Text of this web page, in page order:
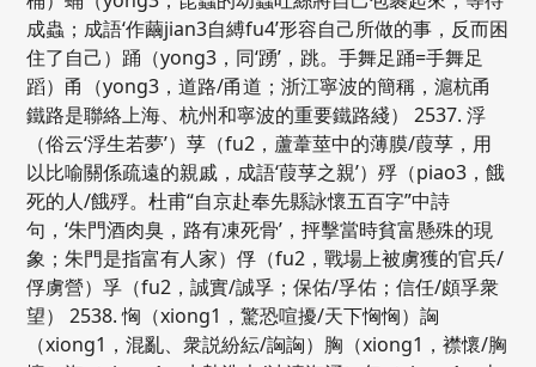
成蟲；成語‘作繭jian3自縛fu4’形容自己所做的事，反而困
住了自己）踊（yong3，同‘踴’，跳。手舞足踊=手舞足
蹈）甬（yong3，道路/甬道；浙江寧波的簡稱，滬杭甬
鐵路是聯絡上海、杭州和寧波的重要鐵路綫） 2537. 浮
（俗云‘浮生若夢’）莩（fu2，蘆葦莖中的薄膜/葭莩，用
以比喻關係疏遠的親戚，成語‘葭莩之親’）殍（piao3，餓
死的人/餓殍。杜甫“自京赴奉先縣詠懷五百字”中詩
句，‘朱門酒肉臭，路有凍死骨’，抨擊當時貧富懸殊的現
象；朱門是指富有人家）俘（fu2，戰場上被虜獲的官兵/
俘虜營）孚（fu2，誠實/誠孚；保佑/孚佑；信任/頗孚衆
望） 2538. 恟（xiong1，驚恐喧擾/天下恟恟）詾
（xiong1，混亂、衆説紛紜/詾詾）胸（xiong1，襟懷/胸